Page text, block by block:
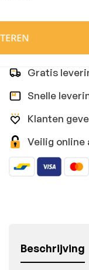
Gratis
Snelle
Klanten
Veilig
Beschrijving